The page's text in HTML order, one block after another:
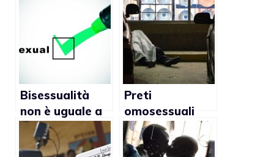
Bisessualità
non è uguale a
non scegliere
Preti
omosessuali
suicidi in
Colombia